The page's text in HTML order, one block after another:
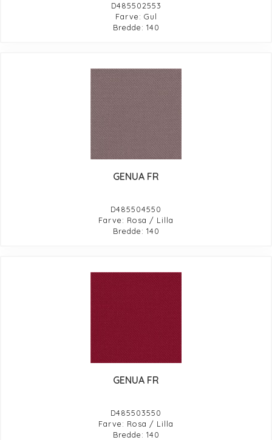
D485502553
Farve: Gul
Bredde: 140
GENUA FR
D485504550
Farve: Rosa / Lilla
Bredde: 140
GENUA FR
D485503550
Farve: Rosa / Lilla
Bredde: 140